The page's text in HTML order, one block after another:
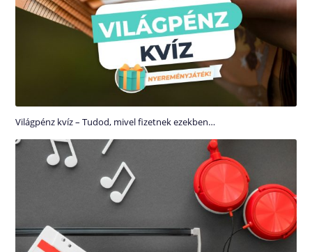
Világpénz kvíz – Tudod, mivel fizetnek ezekben…